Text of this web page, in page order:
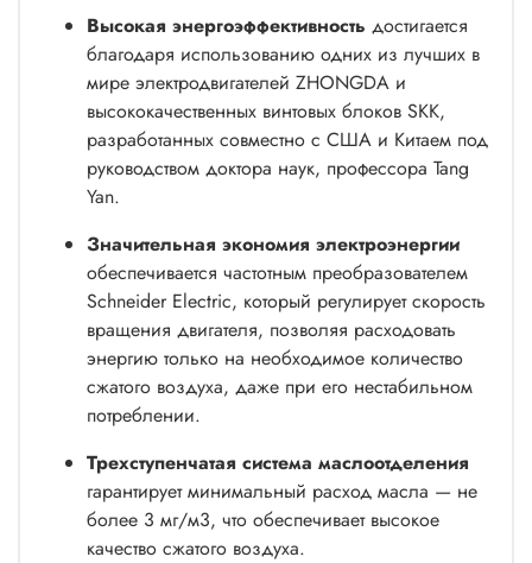
Высокая энергоэффективность достигается
благодаря использованию одних из лучших в
мире электродвигателей ZHONGDA и
высококачественных винтовых блоков SKK,
разработанных совместно с США и Китаем под
руководством доктора наук, профессора Tang
Yan.
Значительная экономия электроэнергии
обеспечивается частотным преобразователем
Schneider Electric, который регулирует скорость
вращения двигателя, позволяя расходовать
энергию только на необходимое количество
сжатого воздуха, даже при его нестабильном
потреблении.
Трехступенчатая система маслоотделения
гарантирует минимальный расход масла — не
более 3 мг/м3, что обеспечивает высокое
качество сжатого воздуха.